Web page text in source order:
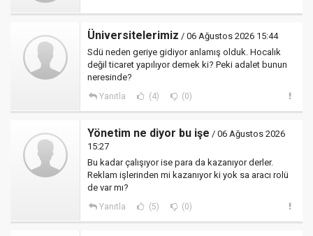
Üniversitelerimiz / 06 Ağustos 2026 15:44
Sdü neden geriye gidiyor anlamış olduk. Hocalık
değil ticaret yapılıyor demek ki? Peki adalet bunun
neresinde?
Yanıtla (4) (0)
Yönetim ne diyor bu işe / 06 Ağustos 2026
15:27
Bu kadar çalışıyor ise para da kazanıyor derler.
Reklam işlerinden mi kazanıyor ki yok sa aracı rolü
de var mı?
Yanıtla (5) (0)